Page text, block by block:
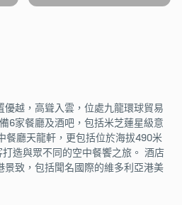
越，高聳入雲，位處九龍環球貿易
6家餐廳及酒吧，包括米芝蓮星級意
餐廳天龍軒，更包括位於海拔490米
造與眾不同的空中餐饗之旅。 酒店
致，包括聞名國際的維多利亞港美